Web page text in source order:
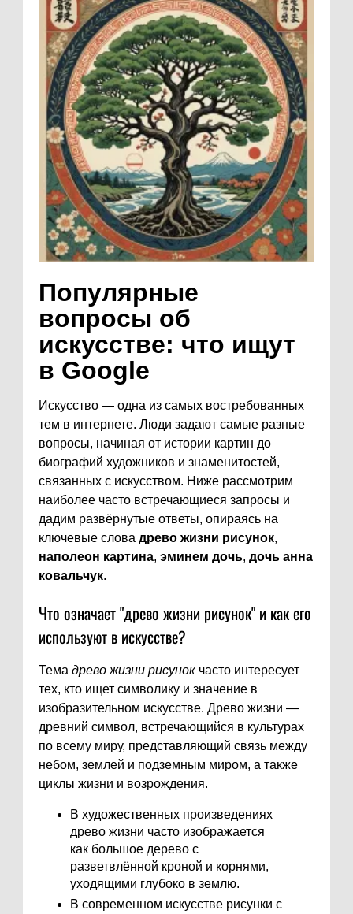
Популярные
вопросы об
искусстве: что ищут
в Google
Искусство — одна из самых востребованных
тем в интернете. Люди задают самые разные
вопросы, начиная от истории картин до
биографий художников и знаменитостей,
связанных с искусством. Ниже рассмотрим
наиболее часто встречающиеся запросы и
дадим развёрнутые ответы, опираясь на
ключевые слова древо жизни рисунок,
наполеон картина, эминем дочь, дочь анна
ковальчук.
Что означает "древо жизни рисунок" и как его
используют в искусстве?
Тема древо жизни рисунок часто интересует
тех, кто ищет символику и значение в
изобразительном искусстве. Древо жизни —
древний символ, встречающийся в культурах
по всему миру, представляющий связь между
небом, землей и подземным миром, а также
циклы жизни и возрождения.
В художественных произведениях
древо жизни часто изображается
как большое дерево с
разветвлённой кроной и корнями,
уходящими глубоко в землю.
В современном искусстве рисунки с